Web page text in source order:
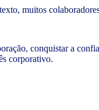
muitos
conquistar a
corporativo.